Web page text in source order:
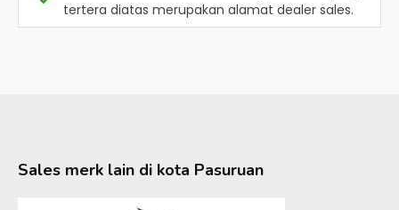
tertera diatas merupakan alamat dealer sales.
Sales merk lain di kota Pasuruan